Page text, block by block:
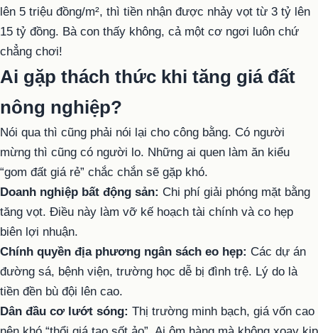
lên 5 triệu đồng/m², thì tiền nhận được nhảy vọt từ 3 tỷ lên
15 tỷ đồng. Bà con thấy không, cả một cơ ngơi luôn chứ
chẳng chơi!
Ai gặp thách thức khi tăng giá đất
nông nghiệp?
Nói qua thì cũng phải nói lại cho công bằng. Có người
mừng thì cũng có người lo. Những ai quen làm ăn kiểu
“gom đất giá rẻ” chắc chắn sẽ gặp khó.
Doanh nghiệp bất động sản: Chi phí giải phóng mặt bằng
tăng vọt. Điều này làm vỡ kế hoạch tài chính và co hẹp
biên lợi nhuận.
Chính quyền địa phương ngân sách eo hẹp: Các dự án
đường sá, bệnh viện, trường học dễ bị đình trệ. Lý do là
tiền đền bù đội lên cao.
Dân đầu cơ lướt sóng: Thị trường minh bạch, giá vốn cao